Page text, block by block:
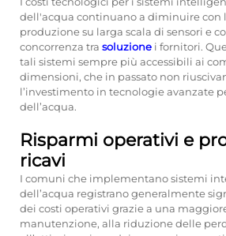
dell'acqua continuano a diminuire con
produzione su larga scala di sensori e
concorrenza tra soluzione i fornitori.
tali sistemi sempre più accessibili ai
dimensioni, che in passato non
l’investimento in tecnologie avanzate
dell’acqua.
Risparmi operativi e
ricavi
I comuni che implementano sistemi
dell’acqua registrano generalmente
dei costi operativi grazie a una
manutenzione, alla riduzione delle